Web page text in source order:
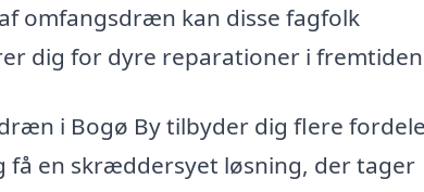
omfangsdræn kan disse fagfolk
dig for dyre reparationer i
i Bogø By tilbyder dig flere
få en skræddersyet løsning, der tager